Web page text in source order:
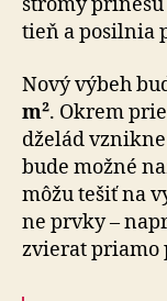
tieň a posilnia
Nový výbeh
m². Okrem
dželád
bude možné
môžu tešiť na
ne prvky –
zvierat priamo